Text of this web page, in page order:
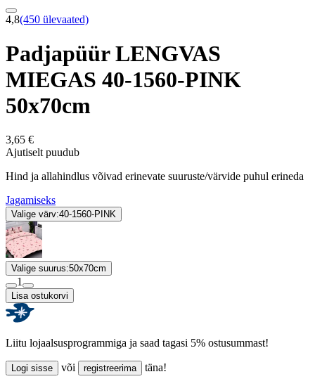
4,8(450 ülevaated)
Padjapüür LENGVAS
MIEGAS 40-1560-PINK
50x70cm
3,65 €
Ajutiselt puudub
Hind ja allahindlus võivad erinevate suuruste/värvide puhul erineda
Jagamiseks
Valige värv:40-1560-PINK
Valige suurus:50x70cm
1
Lisa ostukorvi
Liitu lojaalsusprogrammiga ja saad tagasi 5% ostusummast!
Logi sisse või registreerima täna!